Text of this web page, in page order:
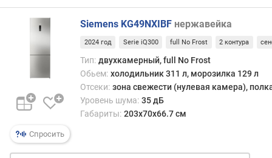
и
л
о
а
м
р
ы
Спросить
Siemens KG49NXIBF нержавейка
2024 год Serie iQ300 full No Frost 2 контура
Тип: двухкамерный, full No Frost
Обьем: холодильник 311 л, морозилка 129 л
Отсеки: зона свежести (нулевая камера),
Уровень шума: 35 дБ
Габариты: 203x70x66.7 см